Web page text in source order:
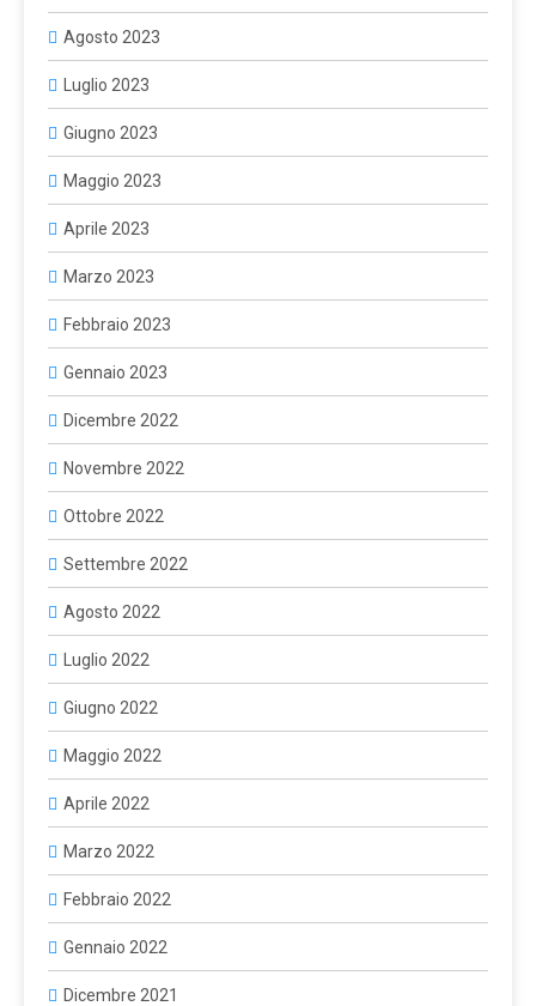
Agosto 2023
Luglio 2023
Giugno 2023
Maggio 2023
Aprile 2023
Marzo 2023
Febbraio 2023
Gennaio 2023
Dicembre 2022
Novembre 2022
Ottobre 2022
Settembre 2022
Agosto 2022
Luglio 2022
Giugno 2022
Maggio 2022
Aprile 2022
Marzo 2022
Febbraio 2022
Gennaio 2022
Dicembre 2021